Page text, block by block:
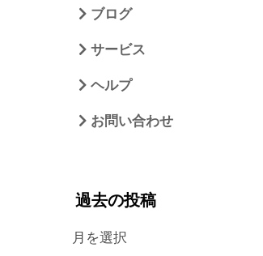
ブログ
サービス
ヘルプ
お問い合わせ
過去の投稿